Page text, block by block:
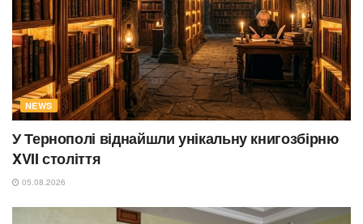
NEWS
У Тернополі віднайшли унікальну книгозбірню
XVII століття
05.08.2026